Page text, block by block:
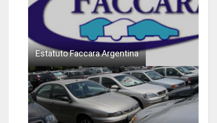
Estatuto Faccara Argentina